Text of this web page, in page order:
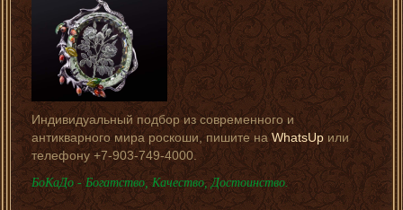
Индивидуальный подбор из современного и
антикварного мира роскоши, пишите наWhatsUp или
телефону +7-903-749-4000.
БоКаДо - Богатство, Качество, Достоинство.